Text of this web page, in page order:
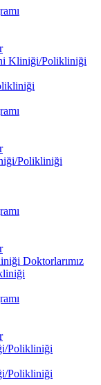
Kliniği/Polikliniği
Polikliniği
Doktorlarımız
Polikliniği
Polikliniği